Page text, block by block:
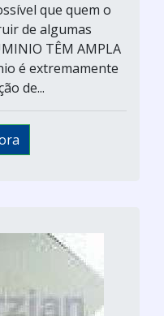
que quem o
de algumas
TÊM AMPLA
é extremamente
de...